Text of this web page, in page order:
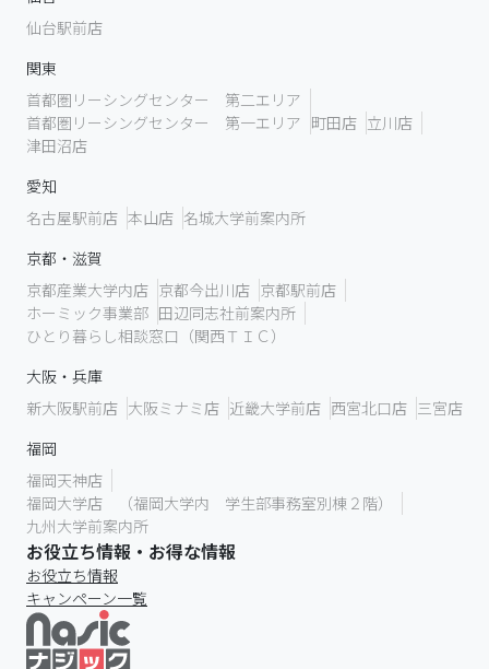
仙台駅前店
関東
首都圏リーシングセンター 第二エリア
首都圏リーシングセンター 第一エリア 町田店 立川店
津田沼店
愛知
名古屋駅前店 本山店 名城大学前案内所
京都・滋賀
京都産業大学内店 京都今出川店 京都駅前店
ホーミック事業部 田辺同志社前案内所
ひとり暮らし相談窓口（関西ＴＩＣ）
大阪・兵庫
新大阪駅前店 大阪ミナミ店 近畿大学前店 西宮北口店 三宮店
福岡
福岡天神店
福岡大学店 （福岡大学内 学生部事務室別棟２階）
九州大学前案内所
お役立ち情報・お得な情報
お役立ち情報
キャンペーン一覧